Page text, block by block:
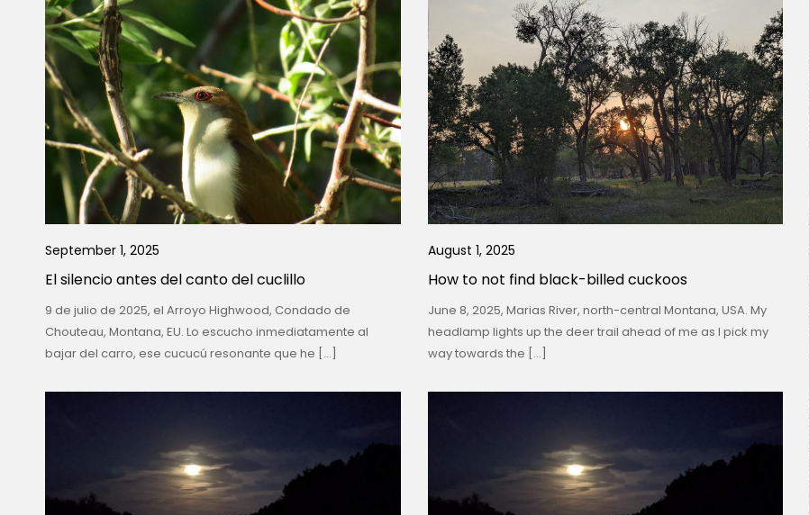
September 1, 2025
El silencio antes del canto del cuclillo
9 de julio de 2025, el Arroyo Highwood, Condado de
Chouteau, Montana, EU. Lo escucho inmediatamente al
bajar del carro, ese cucucú resonante que he […]
August 1, 2025
How to not find black-billed cuckoos
June 8, 2025, Marias River, north-central Montana, USA. My
headlamp lights up the deer trail ahead of me as I pick my
way towards the […]